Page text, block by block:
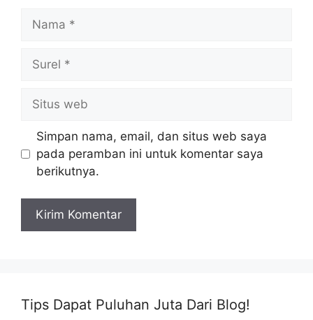
Nama
Surel
Situs
web
Simpan nama, email, dan situs web saya
pada peramban ini untuk komentar saya
berikutnya.
Tips Dapat Puluhan Juta Dari Blog!